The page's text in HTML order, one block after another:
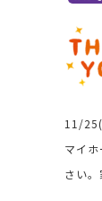
11/25(
マイ
さい